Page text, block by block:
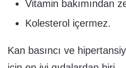
Vitamin bakımından
Kolesterol içermez.
Kan basıncı ve